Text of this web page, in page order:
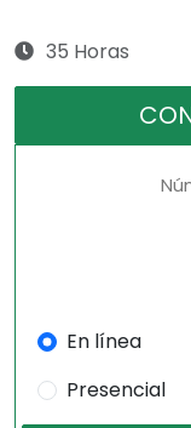
35 Horas
En línea
Presencial